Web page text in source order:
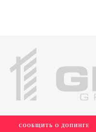
СООБЩИТЬ О ДОПИНГЕ